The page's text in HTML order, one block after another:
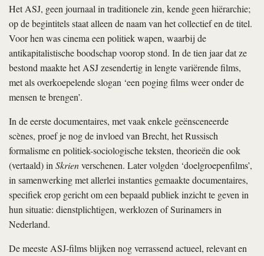
Het ASJ, geen journaal in traditionele zin, kende geen hiërarchie;
op de begintitels staat alleen de naam van het collectief en de titel.
Voor hen was cinema een politiek wapen, waarbij de
antikapitalistische boodschap voorop stond. In de tien jaar dat ze
bestond maakte het ASJ zesendertig in lengte variërende films,
met als overkoepelende slogan ‘een poging films weer onder de
mensen te brengen’.
In de eerste documentaires, met vaak enkele geënsceneerde
scènes, proef je nog de invloed van Brecht, het Russisch
formalisme en politiek-sociologische teksten, theorieën die ook
(vertaald) in Skrienverschenen. Later volgden ‘doelgroepenfilms’,
in samenwerking met allerlei instanties gemaakte documentaires,
specifiek erop gericht om een bepaald publiek inzicht te geven in
hun situatie: dienstplichtigen, werklozen of Surinamers in
Nederland.
De meeste ASJ-films blijken nog verrassend actueel, relevant en